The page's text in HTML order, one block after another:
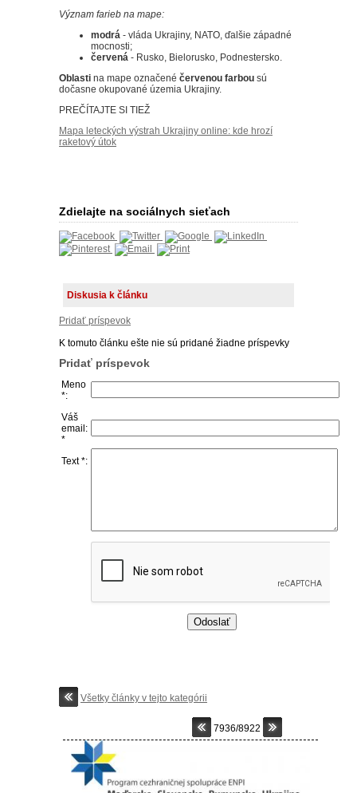
Význam farieb na mape:
modrá - vláda Ukrajiny, NATO, ďalšie západné
mocnosti;
červená - Rusko, Bielorusko, Podnestersko.
Oblasti na mape označené červenou farbou sú
dočasne okupované územia Ukrajiny.
PREČÍTAJTE SI TIEŽ
Mapa leteckých výstrah Ukrajiny online: kde hrozí
raketový útok
Zdielajte na sociálnych sieťach
Diskusia k článku
Pridať príspevok
K tomuto článku ešte nie sú pridané žiadne príspevky
Pridať príspevok
Meno
*:
Váš
email:
*
Text *:
Všetky články v tejto kategórii
7936/8922